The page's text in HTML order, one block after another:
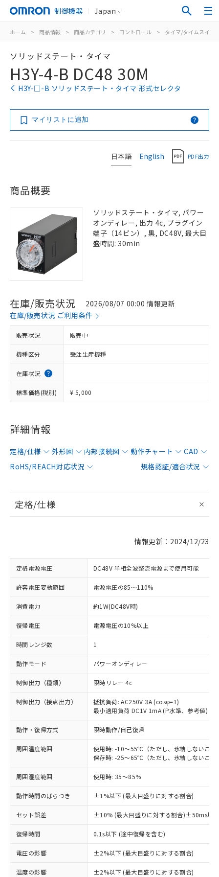
制御機器 Japan
ホーム > 商品情報 > 商品カテゴリ > コントロール > タイマ/タイムスイッ
ソリッドステート・タイマ
H3Y-4-B DC48 30M
H3Y-□-B ソリッドステート・タイマ 形式セレクタ
マイリストに追加
日本語 English PDF出力
商品概要
ソリッドステート・タイマ, パワー
オンディレー, 出力 4c, プラグイン
端子（14ピン）, 黒, DC48V, 最大目
盛時間: 30min
在庫/販売状況
2026/08/07 00:00 情報更新
在庫/販売状況 ご利用条件
販売状況 販売中
機種区分 受注生産機種
在庫状況
標準価格(税別) ¥ 5,000
詳細情報
定格/仕様 外形図 内部接続図 動作チャート
CAD
RoHS/REACH対応状況
規格認証/適合状況
定格/仕様
情報更新：2024/12/23
定格電源電圧 DC48V 単相全波整流電源まで使用可能
許容電圧変動範囲 電源電圧の85～110%
消費電力 約1W(DC48V時)
復帰電圧 電源電圧の10%以上
時間レンジ数 1
動作モード パワーオンディレー
制御出力（種類） 限時リレー 4c
制御出力（接点出力）
抵抗負荷: AC250V 3A (cosφ=1)
最小適用負荷 DC1V 1mA (P水準、参考値)
動作・復帰方式 限時動作/自己復帰
周囲温度範囲
使用時: -10～55℃（ただし、氷結しないこと
保存時: -25～65℃（ただし、氷結しないこと
周囲湿度範囲 使用時: 35～85%
動作時間のばらつき ±1%以下 (最大目盛りに対する割合)
セット誤差 ±10% (最大目盛りに対する割合)±50ms以下
復帰時間 0.1s以下 (途中復帰を含む)
電圧の影響 ±2%以下 (最大目盛りに対する割合)
温度の影響 ±2%以下 (最大目盛りに対する割合)
※1 対応状況
対応済み：EU RoHS指令（10物質）の
非含有に対応した製品が提供可能な商品で
す。